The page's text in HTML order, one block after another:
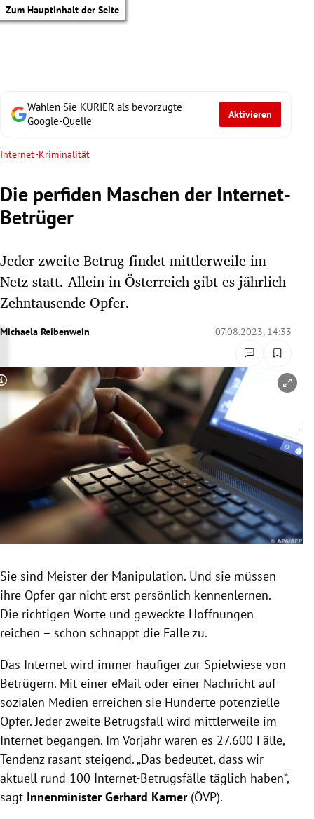
Zum Hauptinhalt der Seite
Untermenü
Untermenü
Untermenü
Untermenü
Untermenü
Untermenü
Untermenü
Wählen Sie KURIER als bevorzugte
Google-Quelle
Aktivieren
Internet-Kriminalität
Die perfiden Maschen der Internet-
Betrüger
Jeder zweite Betrug findet mittlerweile im
Netz statt. Allein in Österreich gibt es jährlich
Zehntausende Opfer.
Michaela Reibenwein 07.08.2023, 14:33
Copyright-Hinweis öffnen/schließen
Sie sind Meister der Manipulation. Und sie müssen
ihre Opfer gar nicht erst persönlich kennenlernen.
Die richtigen Worte und geweckte Hoffnungen
reichen – schon schnappt die Falle zu.
Das Internet wird immer häufiger zur Spielwiese von
Betrügern. Mit einer eMail oder einer Nachricht auf
sozialen Medien erreichen sie Hunderte potenzielle
Opfer. Jeder zweite Betrugsfall wird mittlerweile im
Internet begangen. Im Vorjahr waren es 27.600 Fälle,
Tendenz rasant steigend. „Das bedeutet, dass wir
aktuell rund 100 Internet-Betrugsfälle täglich haben“,
sagt Innenminister Gerhard Karner(ÖVP).